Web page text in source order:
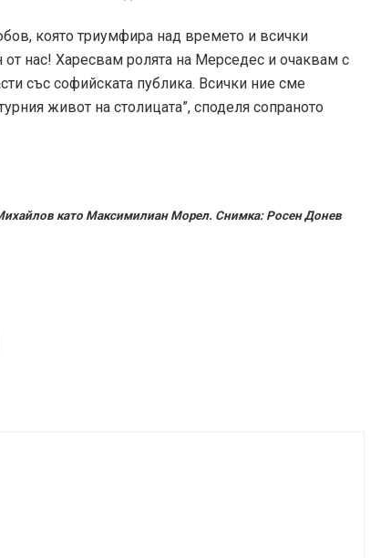
която триумфира над времето и всички
от нас! Харесвам ролята на Мерседес и очаквам с
със софийската публика. Всички ние сме
живот на столицата”, споделя сопраното
като Максимилиан Морел. Снимка: Росен Донев